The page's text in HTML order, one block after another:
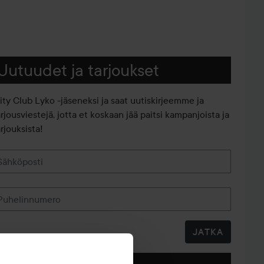
ja tarjoukset
Club Lyko -jäseneksi ja saat uutiskirjeemme ja
jotta et koskaan jää paitsi kampanjoista ja
JATKA